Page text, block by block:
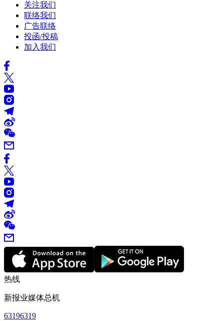
关注我们
联络我们
广告联络
投函/投稿
加入我们
热线
新报业媒体总机
63196319